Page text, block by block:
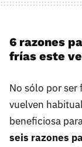
6 razones
frías este
No sólo por ser
vuelven
beneficiosa
seis razones